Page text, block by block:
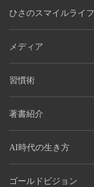
ひさのスマイルライフ
メディア
習慣術
著書紹介
AI時代の生き方
ゴールドビジョン